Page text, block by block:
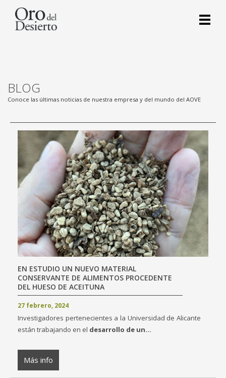
BLOG
Conoce las últimas noticias de nuestra empresa y del mundo del AOVE
EN ESTUDIO UN NUEVO MATERIAL
CONSERVANTE DE ALIMENTOS PROCEDENTE
DEL HUESO DE ACEITUNA
27 febrero, 2024
Investigadores pertenecientes a la Universidad de Alicante
están trabajando en el desarrollo de un...
Más info